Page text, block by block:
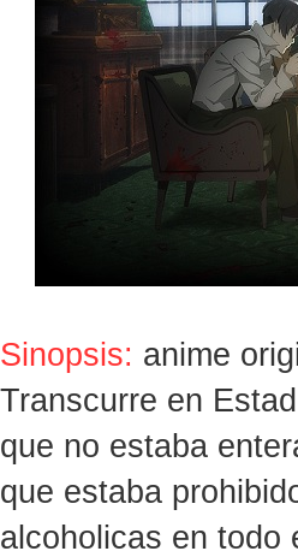
Sinopsis: anime
Transcurre en
que no estaba
que estaba
alcoholicas en todo